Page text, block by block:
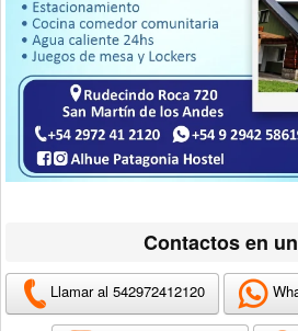
Contactos en
Llamar al 542972412120